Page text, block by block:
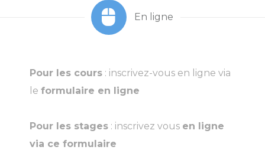
En ligne
Pour les cours : inscrivez-vous en ligne via
le formulaire en ligne
Pour les stages : inscrivez vous en ligne
via ce formulaire